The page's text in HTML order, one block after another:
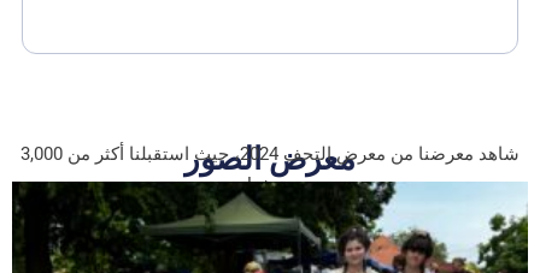
معرض الصور
شاهد معرضنا من معرض التحف 2024، حيث استقبلنا أكثر من 3,000
ضيف!